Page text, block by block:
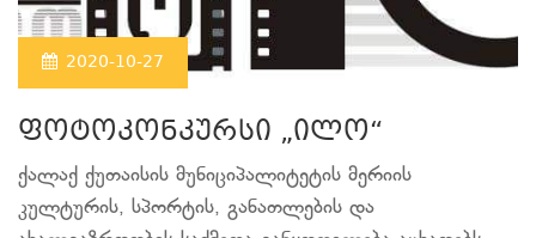
2020-10-27
ფოტოკონკურსი „ილო“
ქალაქ ქუთაისის მუნიციპალიტეტის მერიის
კულტურის, სპორტის, განათლების და